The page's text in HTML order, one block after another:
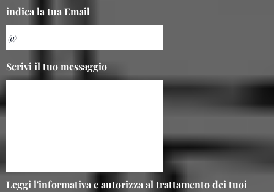
indica la tua Email
Scrivi il tuo messaggio
Leggi l'informativa e autorizza al trattamento dei tuoi